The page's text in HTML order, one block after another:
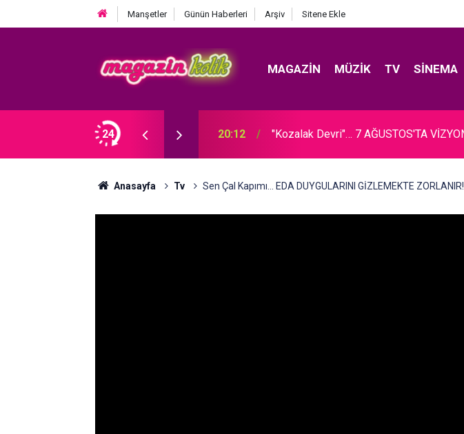
Manşetler Günün Haberleri Arşiv Sitene Ekle
MAGAZIN MÜZIK TV SINEMA
24 17:00 Bilgesu Erenus... HAYATINI KAYBETTİ!
Anasayfa Tv Sen Çal Kapımı... EDA DUYGULARINI GİZLEMEKTE ZORLANIR!